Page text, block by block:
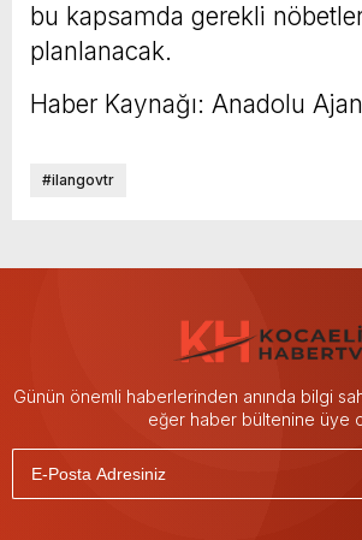
bu kapsamda gerekli
planlanacak.
Haber Kaynağı: Anadolu
#ilangovtr
Günün önemli haberlerinden anında bilgi
eğer haber bültenine üye